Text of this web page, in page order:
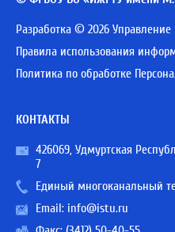
Разработка © 2026
Правила использования
Политика по обработке
КОНТАКТЫ
426069, Удмуртская
7
Единый многоканальный
Email: info@istu.ru